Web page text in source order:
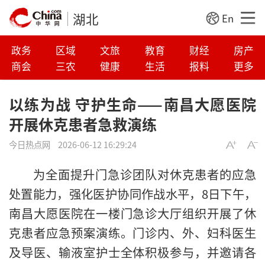
湖北 En
政务 区域 文旅 教育 财经
房产
商会
三农 健康 生活 报料 更多
以练为战 守护生命——南昌大愿医院
开展休克患者急救演练
今日热点网 2026-06-12 16:29:24
为全面提升门急诊团队对休克患者的应急
处置能力，强化医护协同作战水平，8日下午，
南昌大愿医院在一楼门急诊大厅组织开展了休
克患者应急预案演练。门诊内、外、妇科医生
及导医、输液室护士全体积极参与，并邀请各